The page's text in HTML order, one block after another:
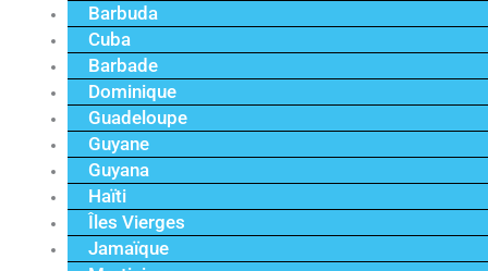
Barbuda
Cuba
Barbade
Dominique
Guadeloupe
Guyane
Guyana
Haïti
Îles Vierges
Jamaïque